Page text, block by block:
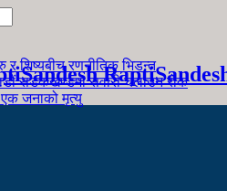
शिष्यबीच रणनीतिक भिडन्त
सडकखण्डमा सवारी चलाउन रोक
जनाको मृत्यु